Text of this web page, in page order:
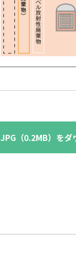
JPG（0.2MB）をダ